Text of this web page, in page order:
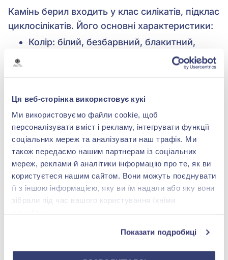
Ця веб-сторінка використовує кукі
Ми використовуємо файли cookie, щоб
персоналізувати вміст і рекламу, інтегрувати функції
соціальних мереж та аналізувати наш трафік. Ми
також передаємо нашим партнерам із соціальних
мереж, реклами й аналітики інформацію про те, як ви
користуєтеся нашим сайтом. Вони можуть поєднувати
її з іншою інформацією, яку ви їм надали або яку вони
зібрали під час вашого користування їхніми
Показати подробиці
Камінь берил входить у клас силікатів, підклас
циклосілікатів. Його основні характеристики:
Колір: білий, безбарвний, блакитний,